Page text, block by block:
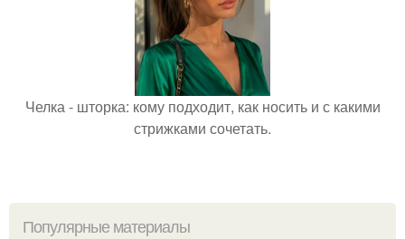
Челка - шторка: кому подходит, как носить и с какими
стрижками сочетать.
Популярные материалы